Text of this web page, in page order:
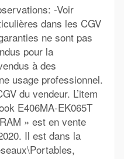
-Voir
dans les CGV
ne sont pas
pour la
à des
usage professionnel.
du vendeur. L’item
E406MA-EK065T
» est en vente
Il est dans la